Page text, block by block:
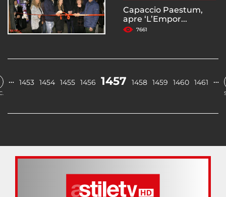
Capaccio Paestum,
apre ‘L’Empor...
7661
… 1453 1454 1455 1456 1457 1458 1459 1460 1461 …